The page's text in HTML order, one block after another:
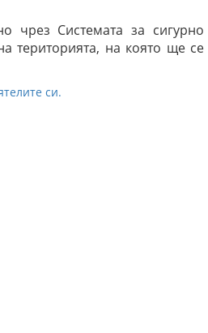
чрез Системата за сигурно
територията, на която ще се
си.